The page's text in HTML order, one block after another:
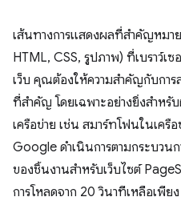
เส้นทางการแสดงผลที่สําคัญหมา
HTML, CSS, รูปภาพ) ที่เบราว์เ
เว็บ คุณต้องให้ความสำคัญกับกา
ที่สำคัญ โดยเฉพาะอย่างยิ่งสำห
เครือข่าย เช่น สมาร์ทโฟนในเค
Google ดำเนินการตามกระบวน
ของชิ้นงานสําหรับเว็บไซต์
การโหลดจาก 20 วินาทีเหลือเพีย